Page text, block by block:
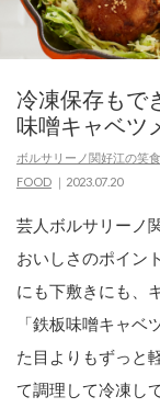
冷凍保存もで
味噌キャベツ
ボルサリーノ関好江の笑
FOOD
2023.07.20
芸人ボルサリーノ
おいしさのポイン
にも下敷きにも、
「鉄板味噌キャ
た目よりもずっと
て調理して冷凍し